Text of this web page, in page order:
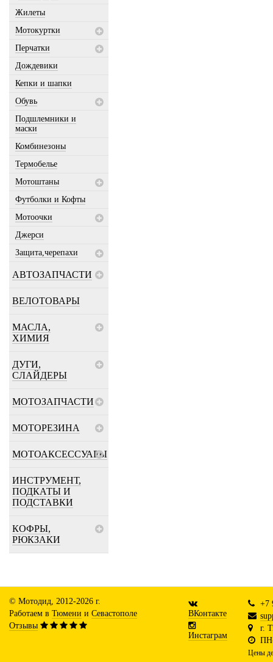
Жилеты
Мотокуртки
Перчатки
Дождевики
Кепки и шапки
Обувь
Подшлемники и
маски
Комбинезоны
Термобелье
Мотоштаны
Футболки и Кофты
Мотоочки
Джерси
Защита,черепахи
АВТОЗАПЧАСТИ
ВЕЛОТОВАРЫ
МАСЛА,
ХИМИЯ
ДУГИ,
СЛАЙДЕРЫ
МОТОЗАПЧАСТИ
МОТОРЕЗИНА
МОТОАКСЕССУАРЫ
ИНСТРУМЕНТ,
ПОДКАТЫ И
ПОДСТАВКИ
КОФРЫ,
РЮКЗАКИ
© Мотодид, 2012-2026 г.
Работаем в Тюмени и Севастополе
Отзывы
ВКонтакте
Инстаграм
+7
г.
Цены